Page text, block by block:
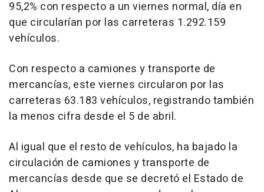
95,2% con respecto a un viernes normal, día en
que circularían por las carreteras 1.292.159
vehículos.
Con respecto a camiones y transporte de
mercancías, este viernes circularon por las
carreteras 63.183 vehículos, registrando también
la menos cifra desde el 5 de abril.
Al igual que el resto de vehículos, ha bajado la
circulación de camiones y transporte de
mercancías desde que se decretó el Estado de